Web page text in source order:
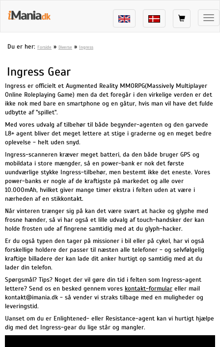
Du er her: Forside » Diverse » Ingress
Ingress Gear
Ingress er officielt et Augmented Reality MMORPG(Massively Multiplayer
Online Roleplaying Game) men da det foregår i den virkelige verden er det
ikke nok med bare en smartphone og en gåtur, hvis man vil have det fulde
udbytte af "spillet".
Med vores udvalg af tilbehør til både begynder-agenten og den garvede
L8+ agent bliver det meget lettere at stige i graderne og en meget bedre
oplevelse - helt uden snyd.
Ingress-scanneren kræver meget batteri, da den både bruger GPS og
mobildata i store mængder, så en power-bank er nok det første
uundværlige stykke Ingress-tilbehør, men bestemt ikke det eneste. Vores
power-banks er nogle af de kraftigste på markedet og alle over
10.000mAh, hvilket giver mange timer ekstra i felten uden at være i
nærheden af en stikkontakt.
Når vinteren trænger sig på kan det være svært at hacke og glyphe med
frosne hænder, så vi har også et lille udvalg af touch-handsker der kan
holde frosten ude af fingrene samtidig med at du glyph-hacker.
Er du også typen den tager på missioner i bil eller på cykel, har vi også
forskellige holdere der passer til næsten alle telefoner - og selvfølgelig
kraftige billadere der kan lade dit anker hurtigt op samtidig med at du
lader din telefon.
Spørgsmål? Tips? Noget der vil gøre din tid i felten som Ingress-agent
lettere? Send os en besked gennem vores kontakt-formular eller mail
kontakt@imania.dk - så vender vi straks tilbage med en muligheder og
leveringstid.
Uanset om du er Enlightened- eller Resistance-agent kan vi hurtigt hjælpe
dig med det Ingress-gear du lige står og mangler.